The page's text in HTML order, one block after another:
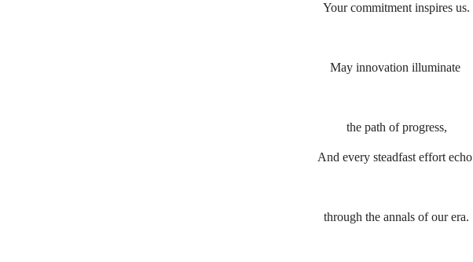
Your commitment inspires us.
May innovation illuminate
the path of progress,
And every steadfast effort echo
through the annals of our era.